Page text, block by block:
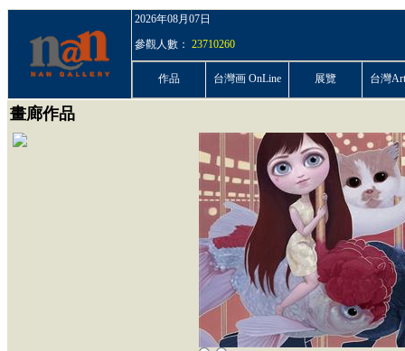
2026年08月07日
參觀人數： 23710260
作品 台灣画 OnLine 展覽 台灣
畫廊作品